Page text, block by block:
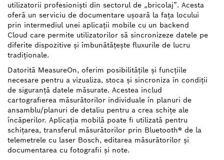
utilizatorii profesionişti din sectorul de „bricolaj”. Acesta
oferă un serviciu de documentare uşoară la faţa locului
prin intermediul unei aplicaţii mobile cu un backend
Cloud care permite utilizatorilor să sincronizeze datele pe
diferite dispozitive şi îmbunătăţeşte fluxurile de lucru
tradiţionale.
Datorită MeasureOn, oferim posibilităţile şi funcţiile
necesare pentru a vizualiza, stoca şi sincroniza în condiţii
de siguranţă datele măsurate. Acestea includ
cartografierea măsurătorilor individuale în planuri de
ansamblu/planuri de detaliu pentru a crea schiţe ale
încăperilor. Aplicaţia mobilă poate fi utilizată pentru
schiţarea, transferul măsurătorilor prin Bluetooth® de la
telemetrele cu laser Bosch, editarea măsurătorilor şi
documentarea cu fotografii şi note.